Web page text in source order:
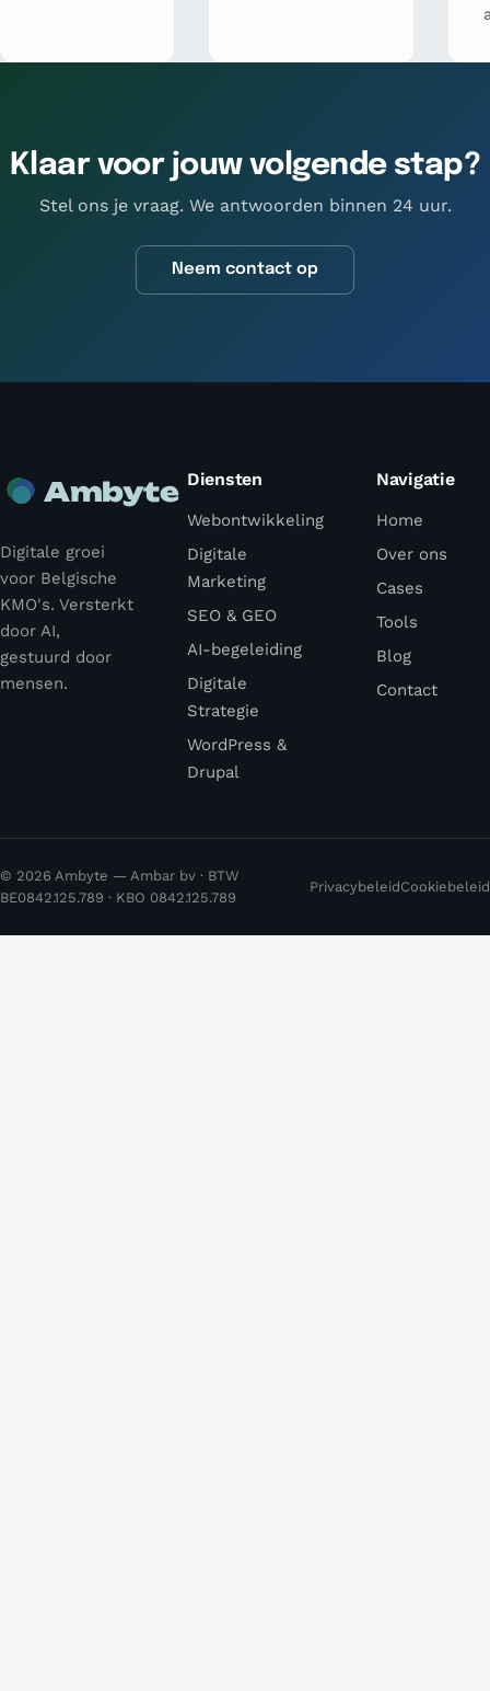
Klaar voor jouw volgende stap?
Stel ons je vraag. We antwoorden binnen 24 uur.
Neem contact op
Ambyte
Digitale groei
voor Belgische
KMO's. Versterkt
door AI,
gestuurd door
mensen.
Diensten
Webontwikkeling
Digitale
Marketing
SEO & GEO
AI-begeleiding
Digitale
Strategie
WordPress &
Drupal
Navigatie
Home
Over ons
Cases
Tools
Blog
Contact
© 2026 Ambyte — Ambar bv · BTW
BE0842.125.789 · KBO 0842.125.789
PrivacybeleidCookiebeleid